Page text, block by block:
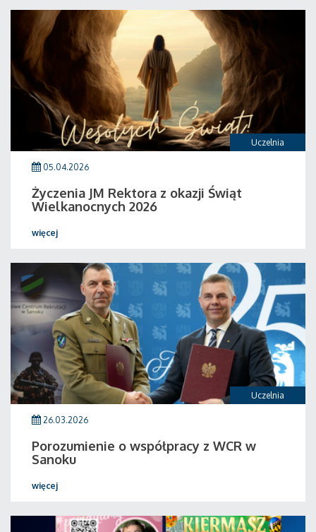
Uczelnia
05.04.2026
Życzenia JM Rektora z okazji Świąt
Wielkanocnych 2026
więcej
Uczelnia
26.03.2026
Porozumienie o współpracy z WCR w
Sanoku
więcej